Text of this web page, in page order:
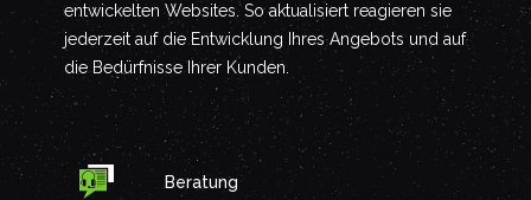
entwickelten Websites. So aktualisiert reagieren sie
jederzeit auf die Entwicklung Ihres Angebots und auf
die Bedürfnisse Ihrer Kunden.
Beratung